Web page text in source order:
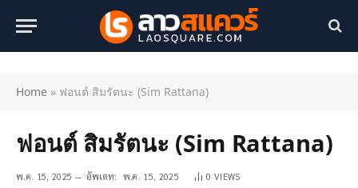
Home » ฟอนต์ สิมรัตนะ (Sim Rattana)
ฟอนต์ สิมรัตนะ (Sim Rattana)
พ.ค. 15, 2025 อัพเดท: พ.ค. 15, 2025 0 VIEWS